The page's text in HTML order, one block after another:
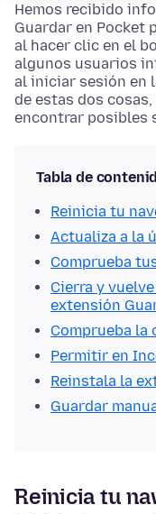
Hemos recibido
Guardar en Pocket
al hacer clic en el
algunos usuarios
al iniciar sesión en
de estas dos
encontrar posibles
Tabla de
Reinicia tu
Actualiza a la
Comprueba
Cierra y
extensión
Comprueba la
Permitir en
Reinstala la
Guardar
Reinicia tu